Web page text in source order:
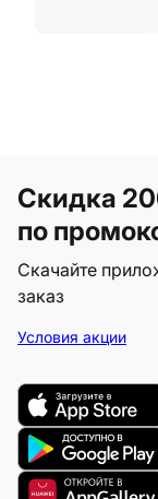
Скидка
по
Скачайте
заказ
Условия акции